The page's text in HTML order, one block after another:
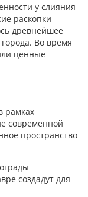
у слияния
раскопки
древнейшее
Во время
ценные
рамках
современной
пространство
создадут для